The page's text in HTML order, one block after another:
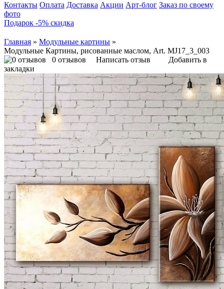
Контакты Оплата Доставка Акции Арт-блог Заказ по своему
фото
Подарок -5% скидка
Главная » Модульные картины »
Модульные Картины, рисованные маслом, Art. MJ17_3_003
0 отзывов
Написать отзыв
Добавить в
закладки